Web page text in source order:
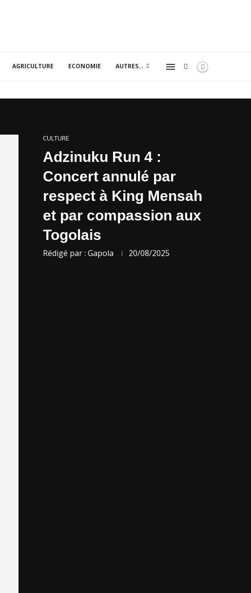
AGRICULTURE ECONOMIE AUTRES…
CULTURE
Adzinuku Run 4 :
Concert annulé par
respect à King Mensah
et par compassion aux
Togolais
Rédigé par : Gapola 20/08/2025